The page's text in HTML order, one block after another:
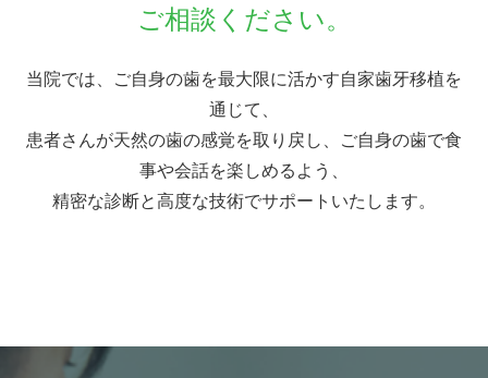
ご相談ください。
当院では、ご自身の歯を最大限に活かす自家歯牙移植を
通じて、
患者さんが天然の歯の感覚を取り戻し、ご自身の歯で食
事や会話を楽しめるよう、
精密な診断と高度な技術でサポートいたします。